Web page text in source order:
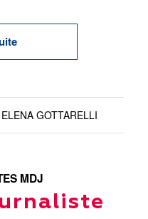
GOTTARELLI
MDJ